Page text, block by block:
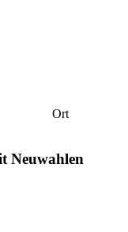
Ort
Neuwahlen